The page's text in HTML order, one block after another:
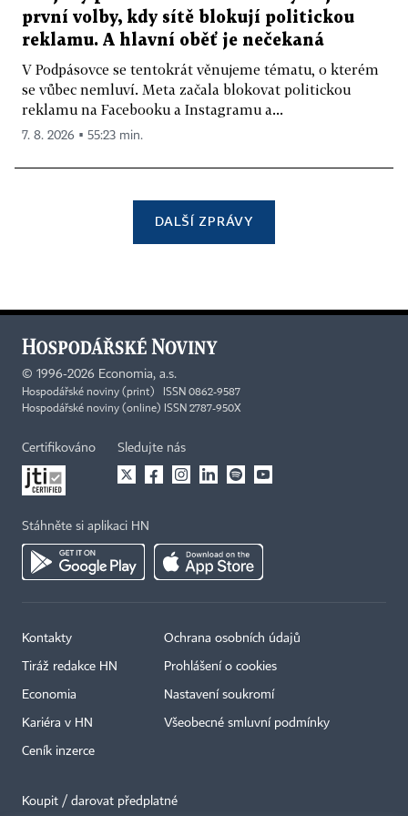
první volby, kdy sítě blokují politickou
reklamu. A hlavní oběť je nečekaná
V Podpásovce se tentokrát věnujeme tématu, o kterém
se vůbec nemluví. Meta začala blokovat politickou
reklamu na Facebooku a Instagramu a...
7. 8. 2026 ▪ 55:23 min.
DALŠÍ ZPRÁVY
© 1996-2026 Economia, a.s.
Hospodářské noviny (print) ISSN 0862-9587
Hospodářské noviny (online) ISSN 2787-950X
Certifikováno Sledujte nás
Stáhněte si aplikaci HN
Kontakty
Tiráž redakce HN
Economia
Kariéra v HN
Ceník inzerce
Ochrana osobních údajů
Prohlášení o cookies
Nastavení soukromí
Všeobecné smluvní podmínky
Koupit / darovat předplatné